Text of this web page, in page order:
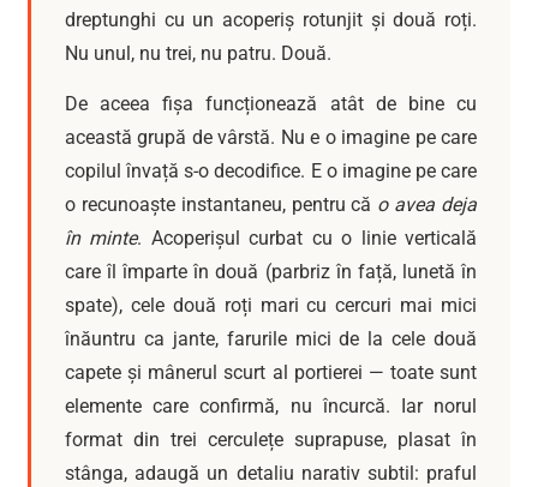
dreptunghi cu un acoperiș rotunjit și două roți.
Nu unul, nu trei, nu patru. Două.
De aceea fișa funcționează atât de bine cu
această grupă de vârstă. Nu e o imagine pe care
copilul învață s-o decodifice. E o imagine pe care
o recunoaște instantaneu, pentru că o avea deja
în minte. Acoperișul curbat cu o linie verticală
care îl împarte în două (parbriz în față, lunetă în
spate), cele două roți mari cu cercuri mai mici
înăuntru ca jante, farurile mici de la cele două
capete și mânerul scurt al portierei — toate sunt
elemente care confirmă, nu încurcă. Iar norul
format din trei cerculețe suprapuse, plasat în
stânga, adaugă un detaliu narativ subtil: praful